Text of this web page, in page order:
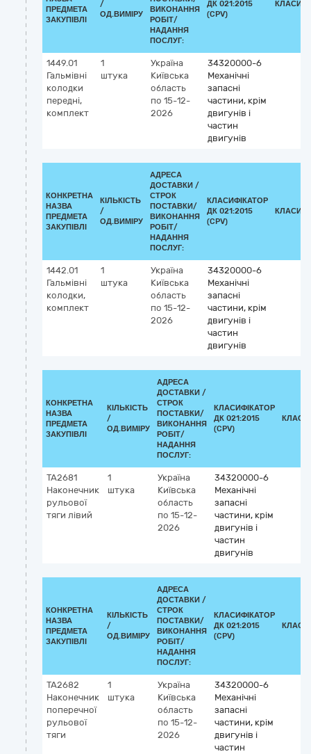
ПРЕДМЕТА
ЗАКУПІВЛІ
/
ОД.ВИМІРУ
ВИКОНАННЯ
РОБІТ/
НАДАННЯ
ПОСЛУГ:
ДК 021:2015
(CPV)
1449.01
Гальмівні
колодки
передні,
комплект
1
штука
Україна
Київська
область
по 15-12-
2026
34320000-6
Механічні
запасні
частини, крім
двигунів і
частин
двигунів
КОНКРЕТНА
НАЗВА
ПРЕДМЕТА
ЗАКУПІВЛІ
КІЛЬКІСТЬ
/
ОД.ВИМІРУ
АДРЕСА
ДОСТАВКИ /
СТРОК
ПОСТАВКИ/
ВИКОНАННЯ
РОБІТ/
НАДАННЯ
ПОСЛУГ:
КЛАСИФІКАТОР
ДК 021:2015
(CPV)
1442.01
Гальмівні
колодки,
комплект
1
штука
Україна
Київська
область
по 15-12-
2026
34320000-6
Механічні
запасні
частини, крім
двигунів і
частин
двигунів
КОНКРЕТНА
НАЗВА
ПРЕДМЕТА
ЗАКУПІВЛІ
КІЛЬКІСТЬ
/
ОД.ВИМІРУ
АДРЕСА
ДОСТАВКИ /
СТРОК
ПОСТАВКИ/
ВИКОНАННЯ
РОБІТ/
НАДАННЯ
ПОСЛУГ:
КЛАСИФІКАТОР
ДК 021:2015
(CPV)
TA2681
Наконечник
рульової
тяги лівий
1
штука
Україна
Київська
область
по 15-12-
2026
34320000-6
Механічні
запасні
частини, крім
двигунів і
частин
двигунів
КОНКРЕТНА
НАЗВА
ПРЕДМЕТА
ЗАКУПІВЛІ
КІЛЬКІСТЬ
/
ОД.ВИМІРУ
АДРЕСА
ДОСТАВКИ /
СТРОК
ПОСТАВКИ/
ВИКОНАННЯ
РОБІТ/
НАДАННЯ
ПОСЛУГ:
КЛАСИФІКАТОР
ДК 021:2015
(CPV)
TA2682
Наконечник
поперечної
рульової
тяги
1
штука
Україна
Київська
область
по 15-12-
2026
34320000-6
Механічні
запасні
частини, крім
двигунів і
частин